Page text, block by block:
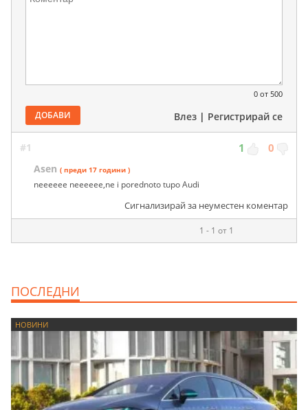
0 от 500
ДОБАВИ Влез | Регистрирай се
#1 1 0
Asen ( преди 17 години )
neeeeee neeeeee,ne i porednoto tupo Audi
Сигнализирай за неуместен коментар
1 - 1 от 1
ПОСЛЕДНИ
НОВИНИ